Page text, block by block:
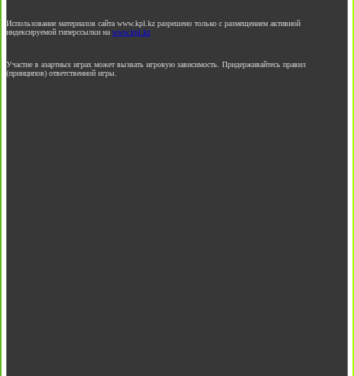
Использование материалов сайта www.kpl.kz разрешено только с размещением активной
индексируемой гиперссылки на www.kpl.kz
Участие в азартных играх может вызвать игровую зависимость. Придерживайтесь правил
(принципов) ответственной игры.